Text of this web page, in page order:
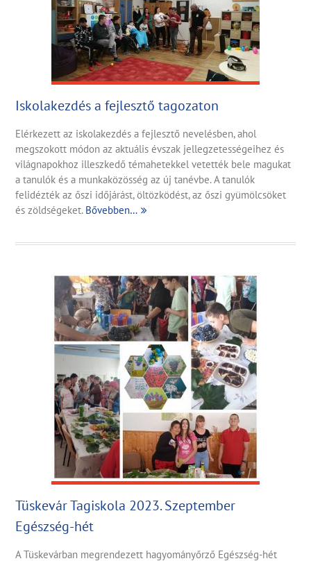
Iskolakezdés a fejlesztő tagozaton
Elérkezett az iskolakezdés a fejlesztő nevelésben, ahol
megszokott módon az aktuális évszak jellegzetességeihez és
világnapokhoz illeszkedő témahetekkel vetették bele magukat
a tanulók és a munkaközösség az új tanévbe. A tanulók
felidézték az őszi időjárást, öltözködést, az őszi gyümölcsöket
és zöldségeket. Bővebben…
Tüskevár Tagiskola 2023. Szeptember
Egészség-hét
A Tüskevárban megrendezett hagyományőrző Egészség-hét